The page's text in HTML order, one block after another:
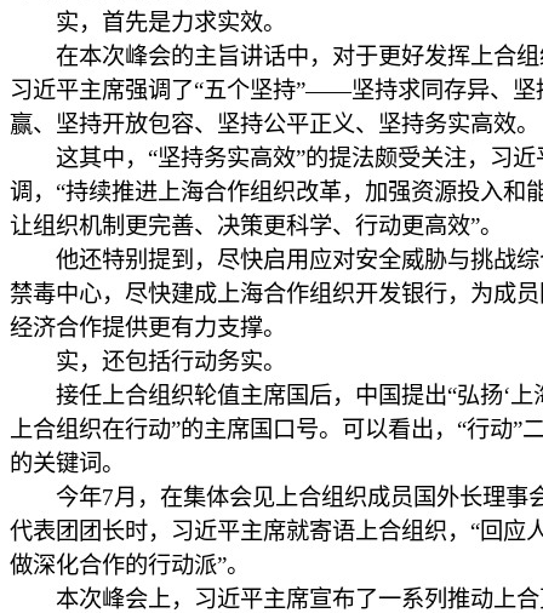
实，首先是力求实效。
在本次峰会的主旨讲话中，对于更好发挥上合组
习近平主席强调了“五个坚持”——坚持求同存异、坚
赢、坚持开放包容、坚持公平正义、坚持务实高效。
这其中，“坚持务实高效”的提法颇受关注，习近
调，“持续推进上海合作组织改革，加强资源投入和
让组织机制更完善、决策更科学、行动更高效”。
他还特别提到，尽快启用应对安全威胁与挑战综
禁毒中心，尽快建成上海合作组织开发银行，为成
经济合作提供更有力支撑。
实，还包括行动务实。
接任上合组织轮值主席国后，中国提出“弘扬‘上
上合组织在行动”的主席国口号。可以看出，“行动”
的关键词。
今年7月，在集体会见上合组织成员国外长理事
代表团团长时，习近平主席就寄语上合组织，“回应
做深化合作的行动派”。
本次峰会上，习近平主席宣布了一系列推动上合